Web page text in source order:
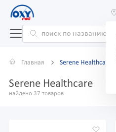
Главная Serene Healthcare
Serene Healthcare
найдено 37 товаров